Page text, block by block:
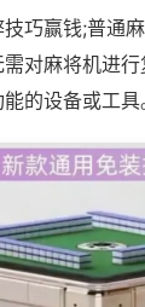
巧赢钱;普通
对麻将机进
的设备或工具